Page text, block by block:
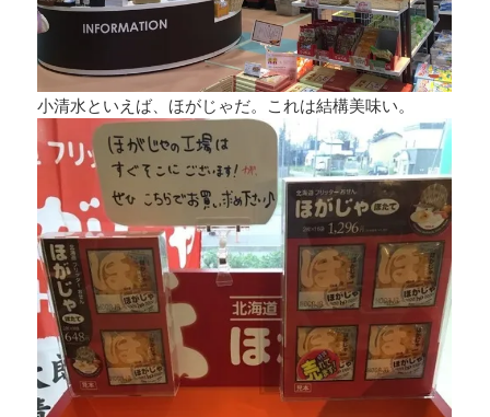
小清水といえば、ほがじゃだ。これは結構美味い。